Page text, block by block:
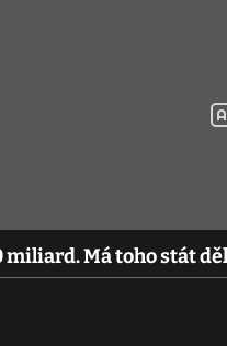
miliard. Má toho stát